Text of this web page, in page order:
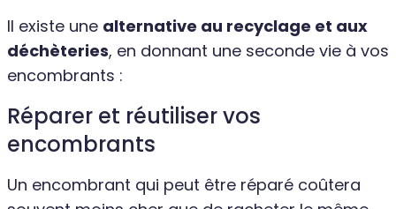
Il existe une alternative au recyclage et aux
déchèteries, en donnant une seconde vie à vos
encombrants :
Réparer et réutiliser vos
encombrants
Un encombrant qui peut être réparé coûtera